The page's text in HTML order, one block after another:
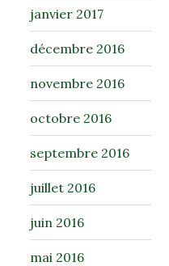
janvier 2017
décembre 2016
novembre 2016
octobre 2016
septembre 2016
juillet 2016
juin 2016
mai 2016